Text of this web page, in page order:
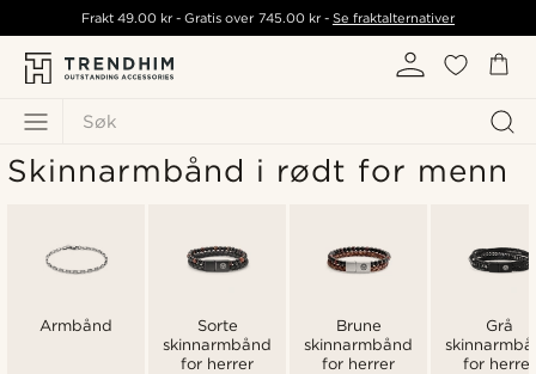
Søk
Frakt49.00 kr - Gratis over 745.00 kr- Se fraktalternativer
Skinnarmbånd i rødt for menn
Armbånd
Sorte
skinnarmbånd
for herrer
Brune
skinnarmbånd
for herrer
Grå
for herrer